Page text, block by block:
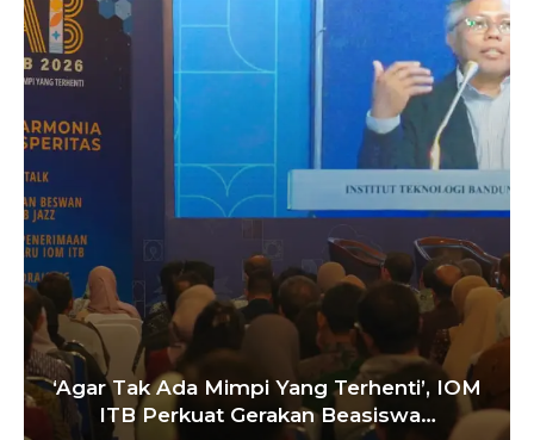
‘Agar Tak Ada Mimpi Yang Terhenti’, IOM
ITB Perkuat Gerakan Beasiswa…